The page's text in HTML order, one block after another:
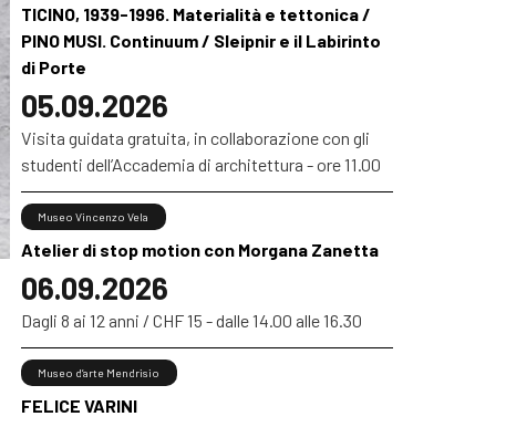
TICINO, 1939-1996. Materialità e tettonica /
PINO MUSI. Continuum / Sleipnir e il Labirinto
di Porte
05.09.2026
Visita guidata gratuita, in collaborazione con gli
studenti dell’Accademia di architettura - ore 11.00
Atelier di stop motion con Morgana Zanetta
06.09.2026
Museo Vincenzo Vela
Dagli 8 ai 12 anni / CHF 15 - dalle 14.00 alle 16.30
FELICE VARINI
Museo d’arte Mendrisio